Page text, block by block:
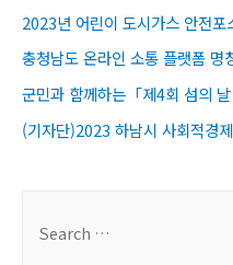
2023년 어린이 도시가스 안전포
충청남도 온라인 소통 플랫폼 명
군민과 함께하는「제4회 섬의
(기자단)2023 하남시 사회적경